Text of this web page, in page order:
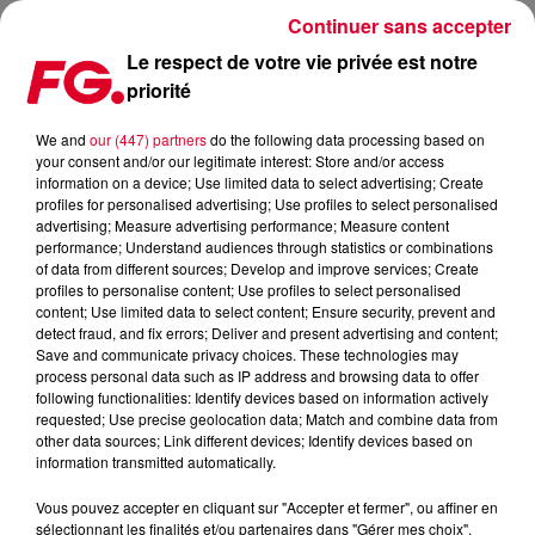
COUP DE COEUR FG : SUBLIME REMIX D'ERIC KUPPER DE 'LOVE HANGOVER'
Publié : 14 janvier 2021 à 6h26 par Antony Harari
Le respect de votre vie privée est notre
priorité
We and our (447) partnersdo the following data processing based on
your consent and/or our legitimate interest: Store and/or access
information on a device; Use limited data to select advertising; Create
profiles for personalised advertising; Use profiles to select personalised
advertising; Measure advertising performance; Measure content
performance; Understand audiences through statistics or combinations
of data from different sources; Develop and improve services; Create
profiles to personalise content; Use profiles to select personalised
content; Use limited data to select content; Ensure security, prevent and
detect fraud, and fix errors; Deliver and present advertising and content;
Save and communicate privacy choices. These technologies may
process personal data such as IP address and browsing data to offer
following functionalities: Identify devices based on information actively
requested; Use precise geolocation data; Match and combine data from
other data sources; Link different devices; Identify devices based on
information transmitted automatically.
Vous pouvez accepter en cliquant sur "Accepter et fermer", ou affiner en
sélectionnant les finalités et/ou partenaires dans "Gérer mes choix".
Continuer sans accepter